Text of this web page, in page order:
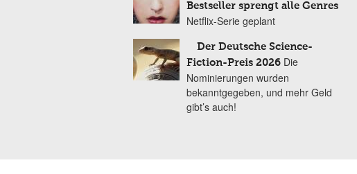
Bestseller sprengt alle Genres
Netflix-Serie geplant
Der Deutsche Science-
Fiction-Preis 2026 Die
Nominierungen wurden
bekanntgegeben, und mehr Geld
gibt’s auch!